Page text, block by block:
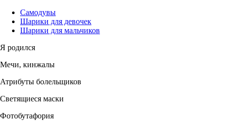
Самодувы
Шарики для девочек
Шарики для мальчиков
Я родился
Мечи, кинжалы
Атрибуты болельщиков
Светящиеся маски
Фотобутафория